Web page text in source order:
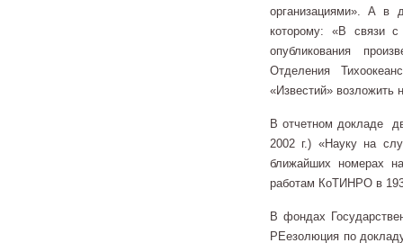
организациями». А в
которому: «В связи с
опубликования
Отделения
«Известий» возложить
В отчетном докладе
2002 г.) «Науку на
ближайших номерах
работам КоТИНРО в
В фондах
РЕезолюция по